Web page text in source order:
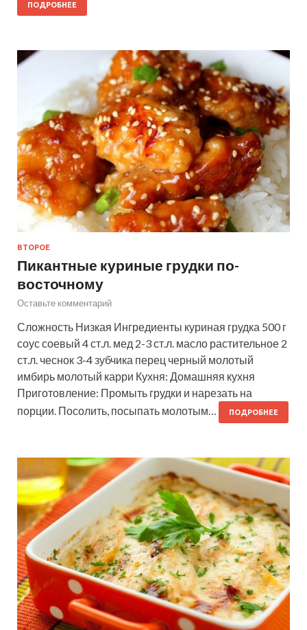
ПОДРОБНЕЕ
ВТОРОЕ
Пикантные куриные грудки по-
восточному
Оставьте комментарий
Сложность Низкая Ингредиенты куриная грудка 500 г
соус соевый 4 ст.л. мед 2-3 ст.л. масло растительное 2
ст.л. чеснок 3-4 зубчика перец черный молотый
имбирь молотый карри Кухня: Домашняя кухня
Приготовление: Промыть грудки и нарезать на
порции. Посолить, посыпать молотым…
ПОДРОБНЕЕ